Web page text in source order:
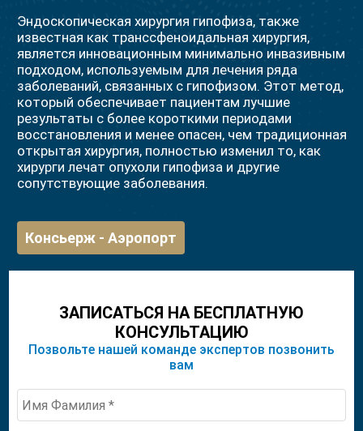
Эндоскопическая хирургия гипофиза, также
известная как транссфеноидальная хирургия,
является инновационным минимально инвазивным
подходом, используемым для лечения ряда
заболеваний, связанных с гипофизом. Этот метод,
который обеспечивает пациентам лучшие
результаты с более короткими периодами
восстановления и менее опасен, чем традиционная
открытая хирургия, полностью изменил то, как
хирурги лечат опухоли гипофиза и другие
сопутствующие заболевания.
Консьерж - Аэропорт
ЗАПИСАТЬСЯ НА БЕСПЛАТНУЮ
КОНСУЛЬТАЦИЮ
Позвольте нашей команде экспертов позвонить
вам